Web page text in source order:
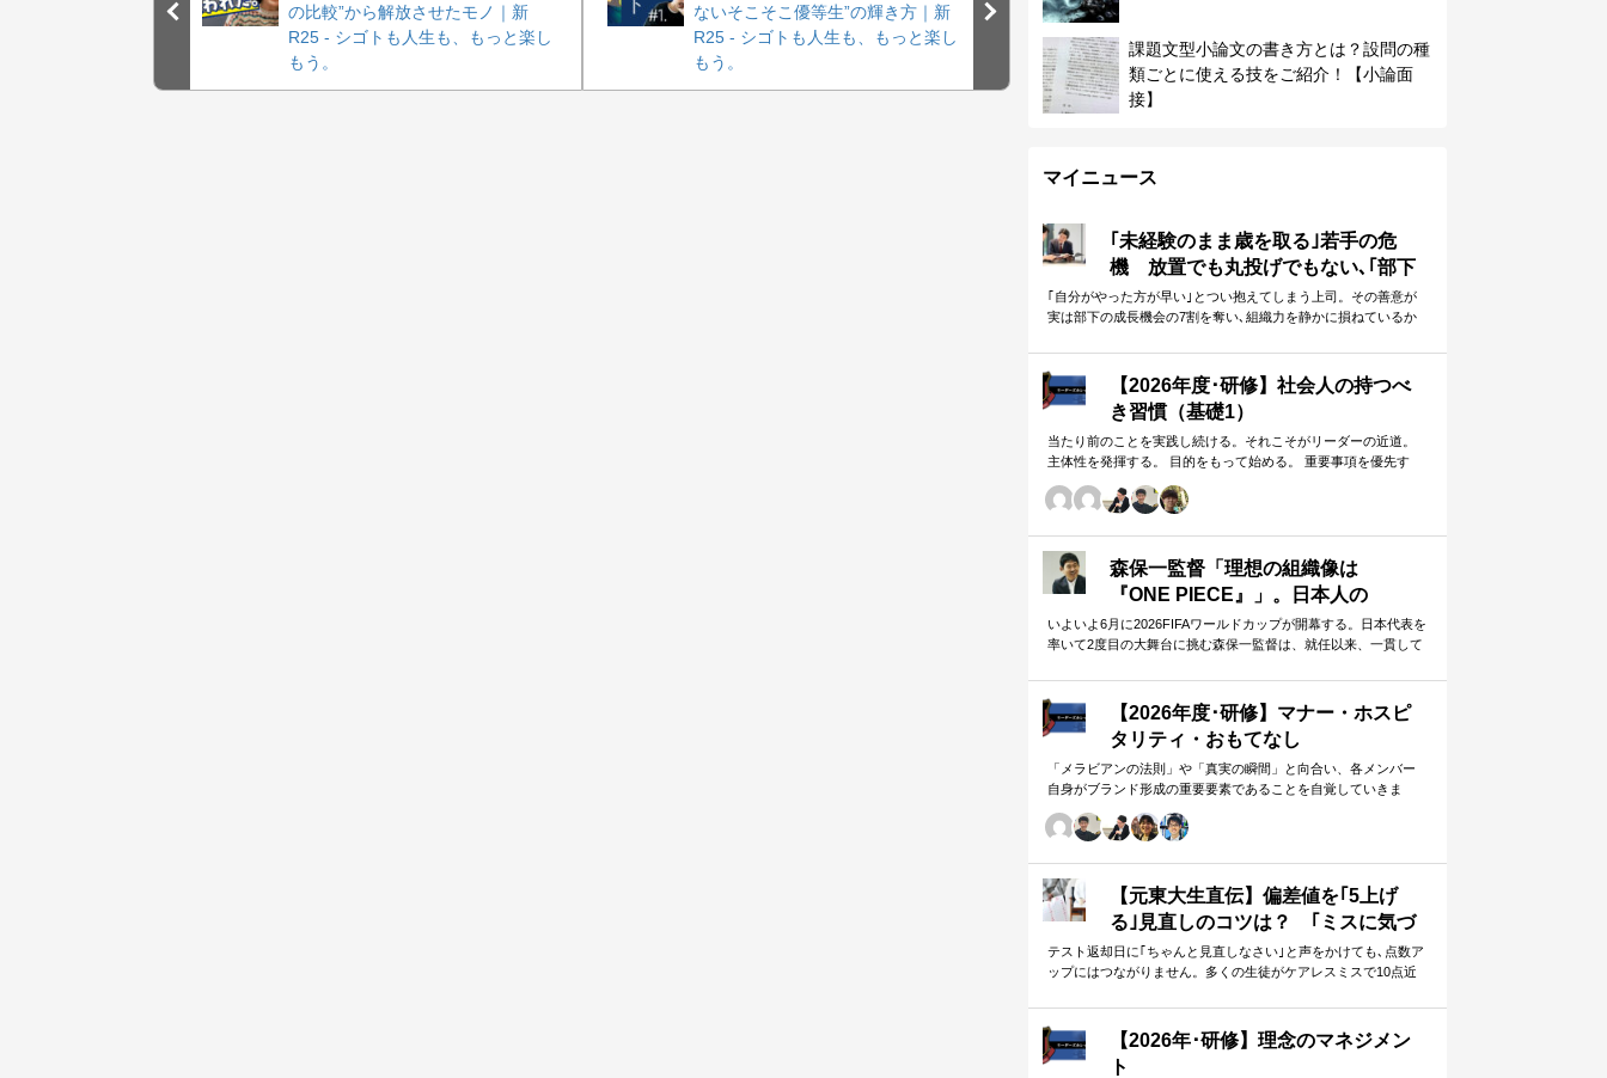
ないそこそこ優等生”の輝き方｜新
R25 - シゴトも人生も、もっと楽し
もう。
の比較”から解放させたモノ｜新
R25 - シゴトも人生も、もっと楽し
もう。
課題文型小論文の書き方とは？設問の種
類ごとに使える技をご紹介！【小論面
接】
マイニュース
｢未経験のまま歳を取る｣若手の危
機 放置でも丸投げでもない､｢部下
に任せることができる上司｣になる
方法
｢自分がやった方が早い｣とつい抱えてしまう上司。その善意が
実は部下の成長機会の7割を奪い､組織力を静かに損ねているか
【2026年度･研修】社会人の持つべ
き習慣（基礎1）
当たり前のことを実践し続ける。それこそがリーダーの近道。
主体性を発揮する。 目的をもって始める。 重要事項を優先す
いきます。 評論家ではなく、我がこととして取り組むメンバー
森保一監督「理想の組織像は
『ONE PIECE』」。日本人の
「和」と「魂」を武器に世界へ挑む
①
いよいよ6月に2026FIFAワールドカップが開幕する。日本代表を
率いて2度目の大舞台に挑む森保一監督は、就任以来、一貫して
【2026年度･研修】マナー・ホスピ
タリティ・おもてなし
「メラビアンの法則」や「真実の瞬間」と向合い、各メンバー
自身がブランド形成の重要要素であることを自覚していきま
ナー」「サービス」「ホスピタリティ」「おもてなし」の違い
ーに提供したいリーダーのための研修です。
【元東大生直伝】偏差値を｢5上げ
る｣見直しのコツは？ ｢ミスに気づ
かない｣無意味な作業から脱却を…
カギは試験"前"
テスト返却日に｢ちゃんと見直しなさい｣と声をかけても､点数ア
ップにはつながりません。多くの生徒がケアレスミスで10点近
【2026年･研修】理念のマネジメン
ト